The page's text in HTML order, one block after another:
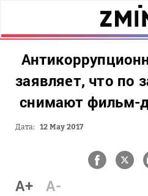
заявляет, что по
снимают фильм-
Дата: 12 May 2017
A+ A-